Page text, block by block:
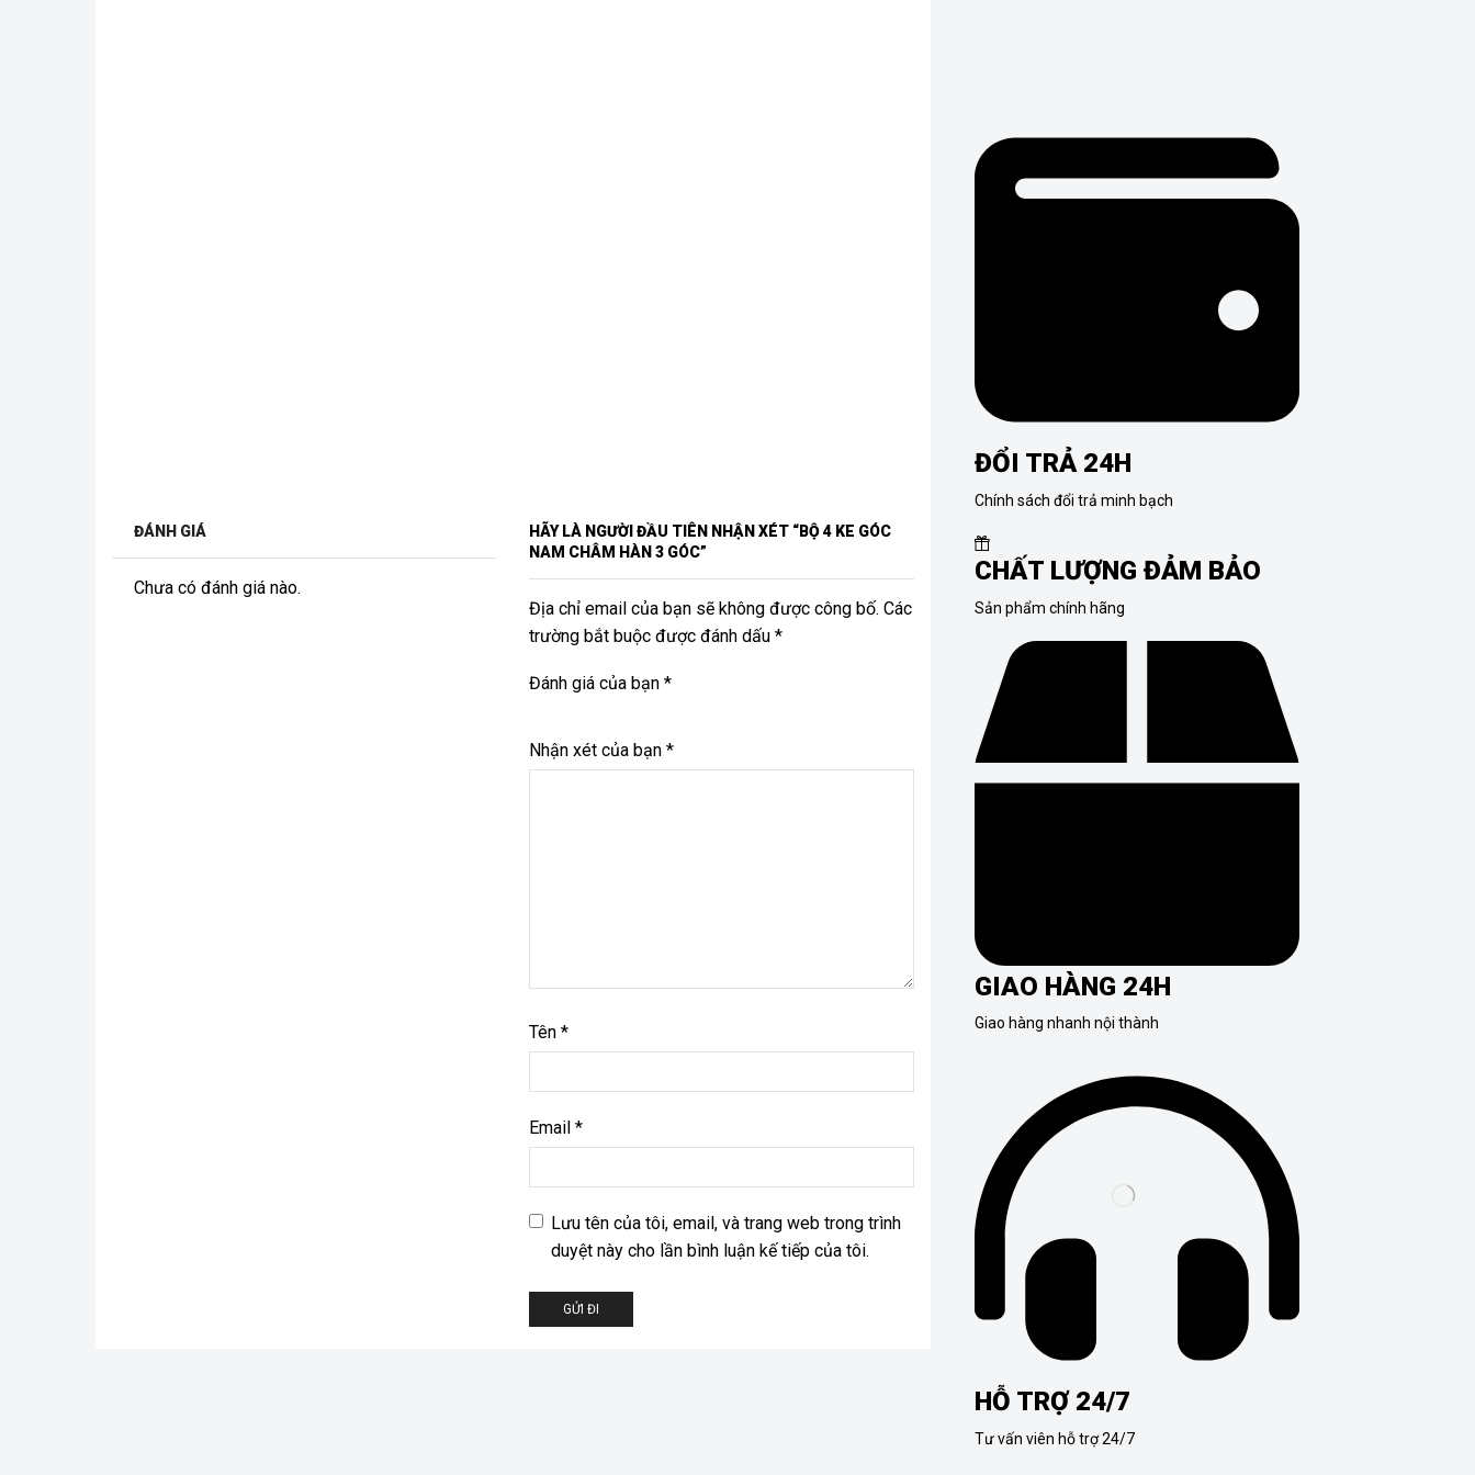
ĐÁNH GIÁ
Chưa có đánh giá nào.
HÃY LÀ NGƯỜI ĐẦU TIÊN NHẬN XÉT “BỘ 4 KE GÓC
NAM CHÂM HÀN 3 GÓC”
Địa chỉ email của bạn sẽ không được công bố. Các
trường bắt buộc được đánh dấu *
Đánh giá của bạn*
Nhận xét của bạn*
Tên*
Email*
Lưu tên của tôi, email, và trang web trong trình
duyệt này cho lần bình luận kế tiếp của tôi.
ĐỔI TRẢ 24H
Chính sách đổi trả minh bạch
CHẤT LƯỢNG ĐẢM BẢO
Sản phẩm chính hãng
GIAO HÀNG 24H
Giao hàng nhanh nội thành
HỖ TRỢ 24/7
Tư vấn viên hỗ trợ 24/7